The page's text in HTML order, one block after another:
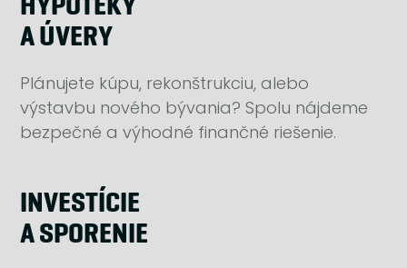
HYPOTÉKY
A ÚVERY
Plánujete kúpu, rekonštrukciu, alebo
výstavbu nového bývania? Spolu nájdeme
bezpečné a výhodné finančné riešenie.
INVESTÍCIE
A SPORENIE